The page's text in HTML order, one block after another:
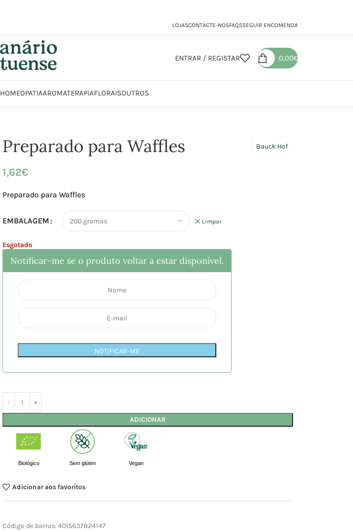
LOJASCONTACTE-NOSFAQSSEGUIR ENCOMENDA
ENTRAR / REGISTAR 0,00€
HOMEOPATIAAROMATERAPIAFLORAISOUTROS
Preparado para Waffles Bauck Hof
1,62€
Preparado para Waffles
EMBALAGEM Limpar
Esgotado
Notificar-me se o produto voltar a estar disponível.
NOTIFICAR-ME
ADICIONAR
Biológico Sem glúten Vegan
Adicionar aos favoritos
Código de barras:4015637824147